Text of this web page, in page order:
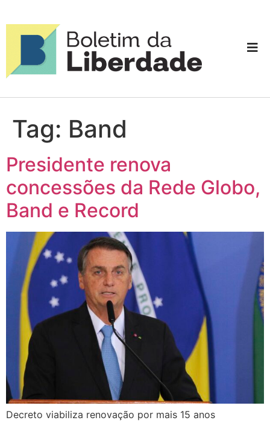
Tag: Band
Presidente renova
concessões da Rede Globo,
Band e Record
Decreto viabiliza renovação por mais 15 anos